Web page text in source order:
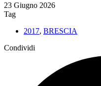
23 Giugno 2026
Tag
2017, BRESCIA
Condividi